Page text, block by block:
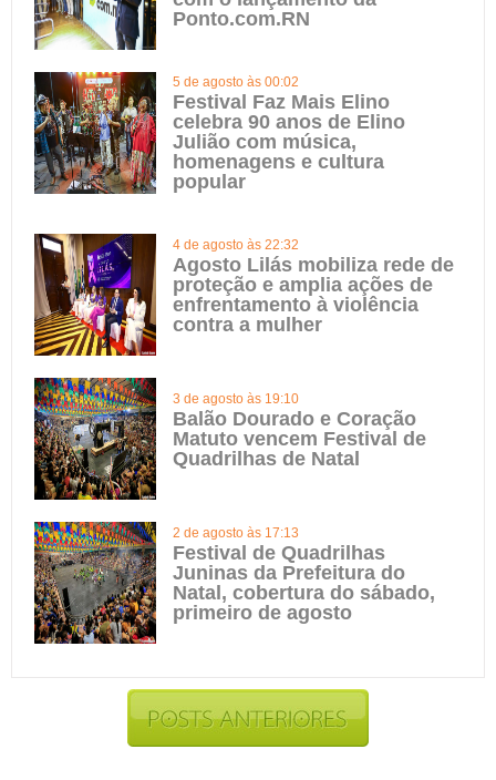
Ponto.com.RN
5 de agosto às 00:02
Festival Faz Mais Elino
celebra 90 anos de Elino
Julião com música,
homenagens e cultura
popular
4 de agosto às 22:32
Agosto Lilás mobiliza rede de
proteção e amplia ações de
enfrentamento à violência
contra a mulher
3 de agosto às 19:10
Balão Dourado e Coração
Matuto vencem Festival de
Quadrilhas de Natal
2 de agosto às 17:13
Festival de Quadrilhas
Juninas da Prefeitura do
Natal, cobertura do sábado,
primeiro de agosto